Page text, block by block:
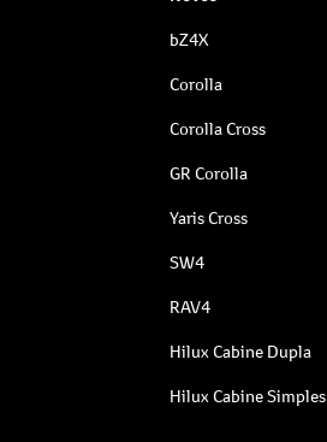
bZ4X
Corolla
Corolla Cross
GR Corolla
Yaris Cross
SW4
RAV4
Hilux Cabine Dupla
Hilux Cabine Simples